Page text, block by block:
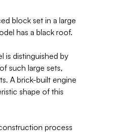
block set in a large
has a black roof.
is distinguished by
such large sets,
A brick-built engine
shape of this
process